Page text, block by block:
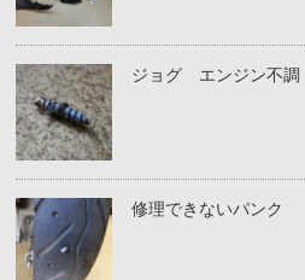
ジョグ エンジン不調
修理できないパンク